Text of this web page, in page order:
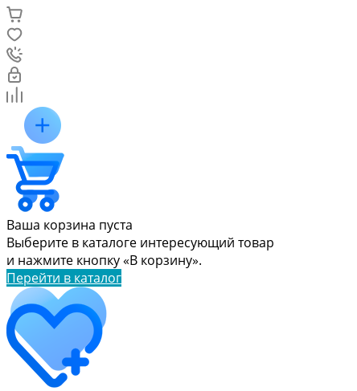
Ваша корзина пуста
Выберите в каталоге интересующий товар
и нажмите кнопку «В корзину».
Перейти в каталог